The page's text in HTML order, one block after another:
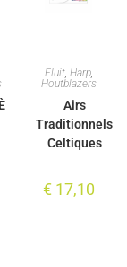
Fluit, Harp,
Houtblazers
Airs
Traditionnels
Celtiques
€17,10